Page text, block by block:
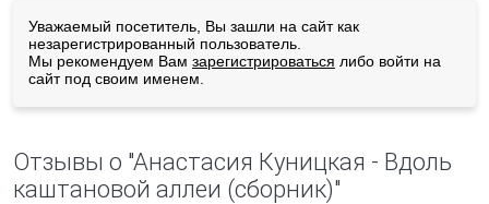
Уважаемый посетитель, Вы зашли на сайт как
незарегистрированный пользователь.
Мы рекомендуем Вам зарегистрироваться либо войти на
сайт под своим именем.
Отзывы о "Анастасия Куницкая - Вдоль
каштановой аллеи (сборник)"